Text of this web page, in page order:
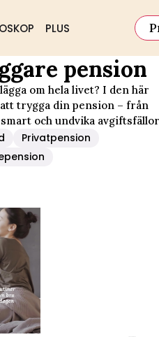
PLUS
pension
om hela livet? I den här
trygga din pension – från
och undvika
Privatpension